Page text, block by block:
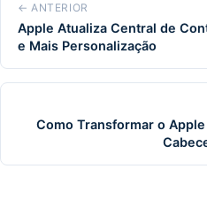
← ANTERIOR
Apple Atualiza Central de
e Mais Personalização
Como Transformar o